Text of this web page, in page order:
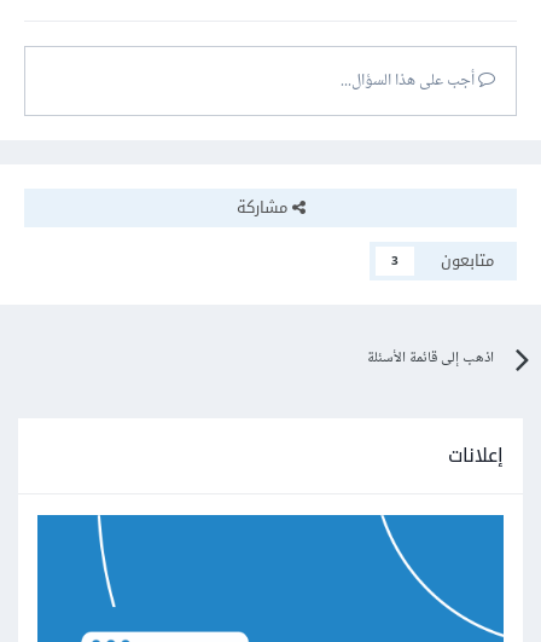
أجب على هذا السؤال...
مشاركة
متابعون
3
اذهب إلى قائمة الأسئلة
إعلانات